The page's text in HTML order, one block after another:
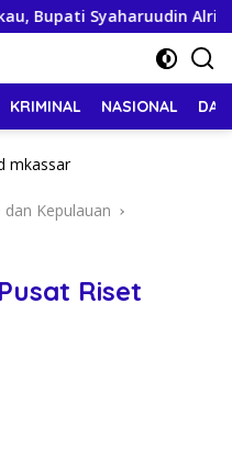
Syaharuudin Alrif Beri
KRIMINAL NASIONAL
dan Kepulauan
Riset